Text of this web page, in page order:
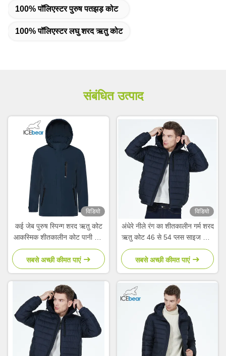
100% पॉलिएस्टर पुरुष पतझड़ कोट
100% पॉलिएस्टर लघु शरद ऋतु कोट
संबंधित उत्पाद
विडियो
कई जेब पुरुष स्पिन्ग शरद ऋतु कोट
आकस्मिक शीतकालीन कोट पानी धोने
के लिए हाथ धोने
सबसे अच्छी कीमत पाएं
विडियो
अंधेरे नीले रंग का शीतकालीन गर्म शरद
ऋतु कोट 46 से 54 प्लस साइज शरद
ऋतु जैकेट ग्राहकों की आवश्यकताओं
के लिए
सबसे अच्छी कीमत पाएं